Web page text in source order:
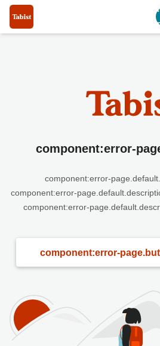
component:error-
component:error-
component:error-
component:error-
component:error-